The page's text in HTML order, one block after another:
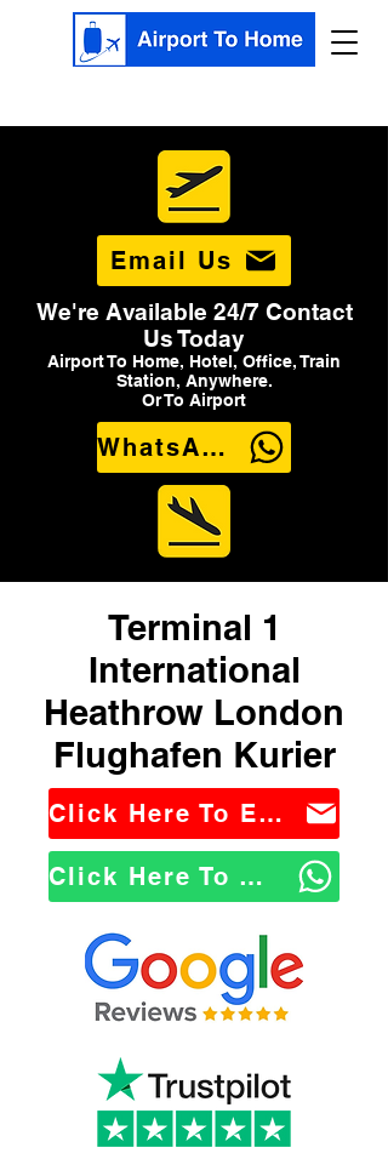
Email Us
We're Available 24/7 Contact
Us Today
Airport To Home, Hotel, Office, Train
Station, Anywhere.
Or To Airport
WhatsApp Us
Terminal 1
International
Heathrow London
Flughafen Kurier
Click Here To Email Us
Click Here To WhatsApp Us